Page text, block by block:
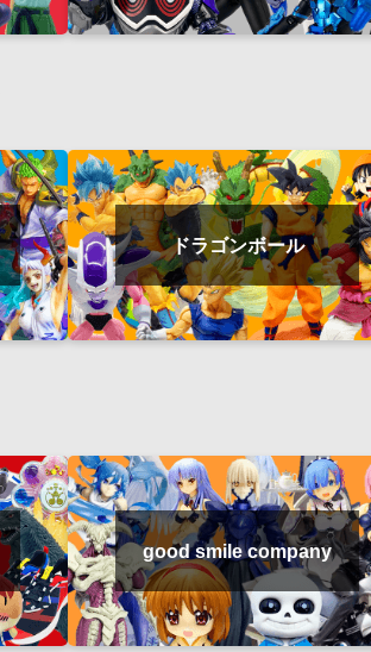
ドラゴンボール
good smile company